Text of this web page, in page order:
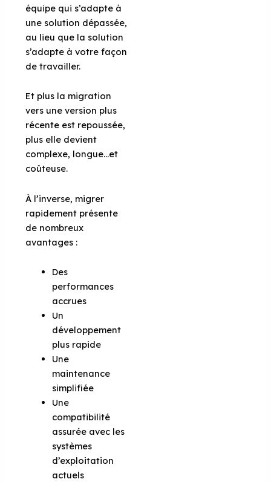
équipe qui s’adapte à
une solution dépassée,
au lieu que la solution
s’adapte à votre façon
de travailler.
Et plus la migration
vers une version plus
récente est repoussée,
plus elle devient
complexe, longue…et
coûteuse.
À l’inverse, migrer
rapidement présente
de nombreux
avantages :
Des
performances
accrues
Un
développement
plus rapide
Une
maintenance
simplifiée
Une
compatibilité
assurée avec les
systèmes
d’exploitation
actuels